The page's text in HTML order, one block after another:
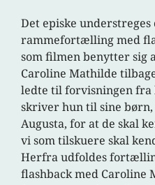
Det episke understreges
rammefortælling med
som filmen benytter sig
Caroline Mathilde
ledte til forvisningen fra
skriver hun til sine
Augusta, for at de skal
vi som tilskuere skal
Herfra udfoldes
flashback med Caroline